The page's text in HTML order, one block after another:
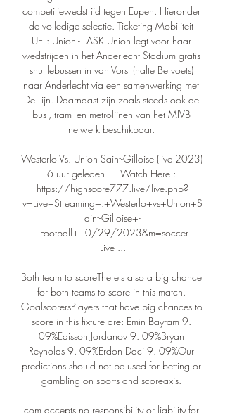
competitiewedstrijd tegen Eupen. Hieronder
de volledige selectie. Ticketing Mobiliteit
UEL: Union - LASK Union legt voor haar
wedstrijden in het Anderlecht Stadium gratis
shuttlebussen in van Vorst (halte Bervoets)
naar Anderlecht via een samenwerking met
De Lijn. Daarnaast zijn zoals steeds ook de
bus-, tram- en metrolijnen van het MIVB-
netwerk beschikbaar.
Westerlo Vs. Union Saint-Gilloise (live 2023)
6 uur geleden — Watch Here :
https://highscore777.live/live.php?
v=Live+Streaming+:+Westerlo+vs+Union+S
aint-Gilloise+-
+Football+10/29/2023&m=soccer
Live ...
Both team to scoreThere's also a big chance
for both teams to score in this match.
GoalscorersPlayers that have big chances to
score in this fixture are: Emin Bayram 9.
09%Edisson Jordanov 9. 09%Bryan
Reynolds 9. 09%Erdon Daci 9. 09%Our
predictions should not be used for betting or
gambling on sports and scoreaxis.
com accepts no responsibility or liability for